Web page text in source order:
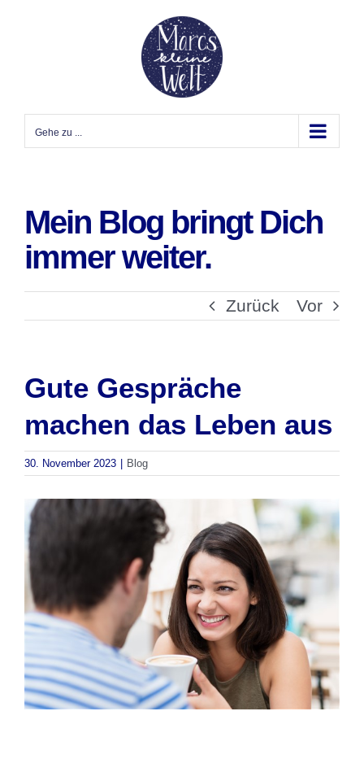
Gehe zu ...
Mein Blog bringt Dich
immer weiter.
Zurück Vor
Gute Gespräche
machen das Leben aus
30. November 2023 Blog
Zeige
grösseres